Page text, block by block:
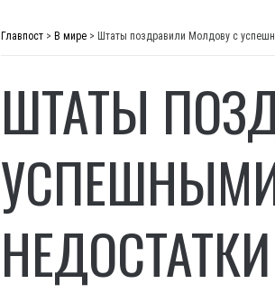
Главпост > В мире > Штаты поздравили Молдову с
ШТАТЫ
НЕДОСТАТКИ